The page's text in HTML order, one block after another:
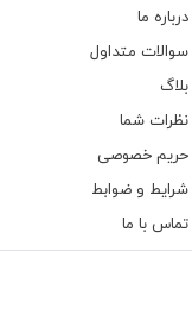
درباره ما
سوالات متداول
بلاگ
نظرات شما
حریم خصوصی
شرایط و ضوابط
تماس با ما